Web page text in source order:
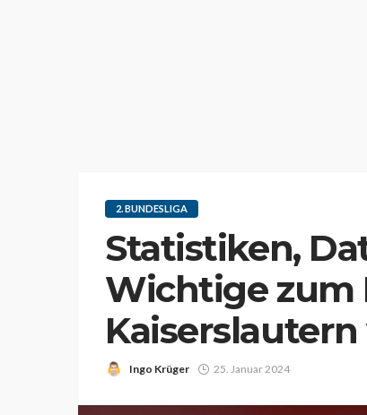
2. BUNDESLIGA
Statistiken,
Wichtige zum
Kaiserslautern
Ingo Krüger 25. Januar 2024